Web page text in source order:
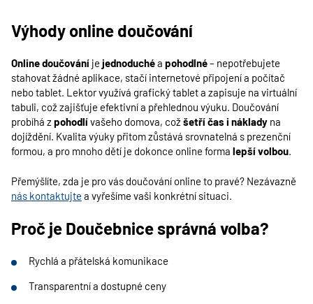
Výhody online doučování
Online doučování je jednoduchéa pohodlné– nepotřebujete
stahovat žádné aplikace, stačí internetové připojení a počítač
nebo tablet. Lektor využívá grafický tablet a zapisuje na virtuální
tabuli, což zajišťuje efektivní a přehlednou výuku. Doučování
probíhá zpohodlívašeho domova, cožšetří čas i náklady na
dojíždění. Kvalita výuky přitom zůstává srovnatelná s prezenční
formou, a pro mnoho dětí je dokonce online forma lepší volbou.
Přemýšlíte, zda je pro vás doučování online to pravé? Nezávazně
nás kontaktujte a vyřešíme vaši konkrétní situaci.
Proč je Doučebnice správná volba?
Rychlá a přátelská komunikace
Transparentní a dostupné ceny